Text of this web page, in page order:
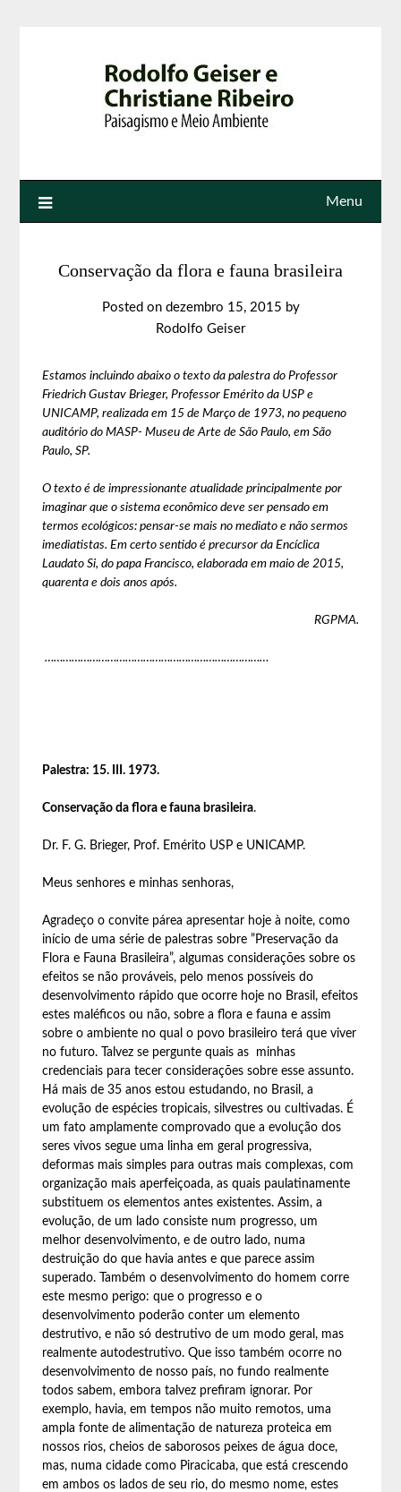
Menu
Conservação da flora e fauna brasileira
Posted on dezembro 15, 2015 by
Rodolfo Geiser
Estamos incluindo abaixo o texto da palestra do Professor
Friedrich Gustav Brieger, Professor Emérito da USP e
UNICAMP, realizada em 15 de Março de 1973, no pequeno
auditório do MASP- Museu de Arte de São Paulo, em São
Paulo, SP.
O texto é de impressionante atualidade principalmente por
imaginar que o sistema econômico deve ser pensado em
termos ecológicos: pensar-se mais no mediato e não sermos
imediatistas. Em certo sentido é precursor da Encíclica
Laudato Si, do papa Francisco, elaborada em maio de 2015,
quarenta e dois anos após.
RGPMA.
…………………………………………………………………
Palestra: 15. III. 1973.
Conservação da flora e fauna brasileira.
Dr. F. G. Brieger, Prof. Emérito USP e UNICAMP.
Meus senhores e minhas senhoras,
Agradeço o convite párea apresentar hoje à noite, como
início de uma série de palestras sobre ”Preservação da
Flora e Fauna Brasileira”, algumas considerações sobre os
efeitos se não prováveis, pelo menos possíveis do
desenvolvimento rápido que ocorre hoje no Brasil, efeitos
estes maléficos ou não, sobre a flora e fauna e assim
sobre o ambiente no qual o povo brasileiro terá que viver
no futuro. Talvez se pergunte quais as minhas
credenciais para tecer considerações sobre esse assunto.
Há mais de 35 anos estou estudando, no Brasil, a
evolução de espécies tropicais, silvestres ou cultivadas. É
um fato amplamente comprovado que a evolução dos
seres vivos segue uma linha em geral progressiva,
deformas mais simples para outras mais complexas, com
organização mais aperfeiçoada, as quais paulatinamente
substituem os elementos antes existentes. Assim, a
evolução, de um lado consiste num progresso, um
melhor desenvolvimento, e de outro lado, numa
destruição do que havia antes e que parece assim
superado. Também o desenvolvimento do homem corre
este mesmo perigo: que o progresso e o
desenvolvimento poderão conter um elemento
destrutivo, e não só destrutivo de um modo geral, mas
realmente autodestrutivo. Que isso também ocorre no
desenvolvimento de nosso país, no fundo realmente
todos sabem, embora talvez prefiram ignorar. Por
exemplo, havia, em tempos não muito remotos, uma
ampla fonte de alimentação de natureza proteica em
nossos rios, cheios de saborosos peixes de água doce,
mas, numa cidade como Piracicaba, que está crescendo
em ambos os lados de seu rio, do mesmo nome, estes